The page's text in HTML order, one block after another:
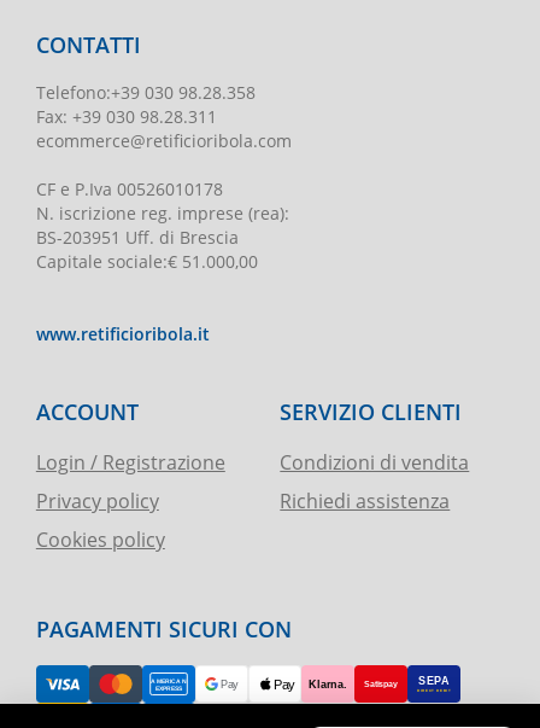
CONTATTI
Telefono:+39 030 98.28.358
Fax: +39 030 98.28.311
ecommerce@retificioribola.com
CF e P.Iva 00526010178
N. iscrizione reg. imprese (rea):
BS-203951 Uff. di Brescia
Capitale sociale:€ 51.000,00
www.retificioribola.it
ACCOUNT
Login / Registrazione
Privacy policy
Cookies policy
SERVIZIO CLIENTI
Condizioni di vendita
Richiedi assistenza
PAGAMENTI SICURI CON